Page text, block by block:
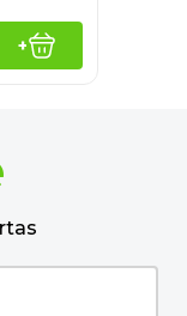
Rio